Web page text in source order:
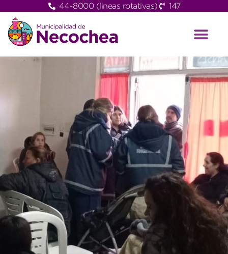
44-8000 (lineas rotativas) 147